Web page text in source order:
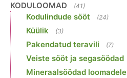
KODULOOMAD (41)
Kodulindude sööt (24)
Küülik (3)
Pakendatud teravili (7)
Veiste sööt ja segasöödad
Mineraalsöödad loomadele